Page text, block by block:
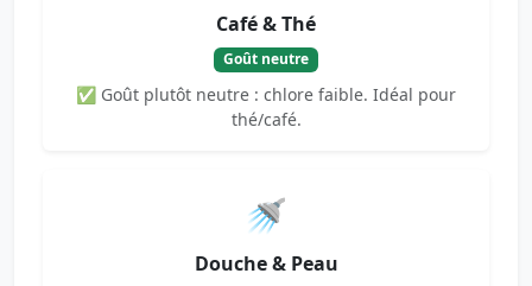
Café & Thé
Goût neutre
✅ Goût plutôt neutre : chlore faible. Idéal pour
thé/café.
🚿
Douche & Peau